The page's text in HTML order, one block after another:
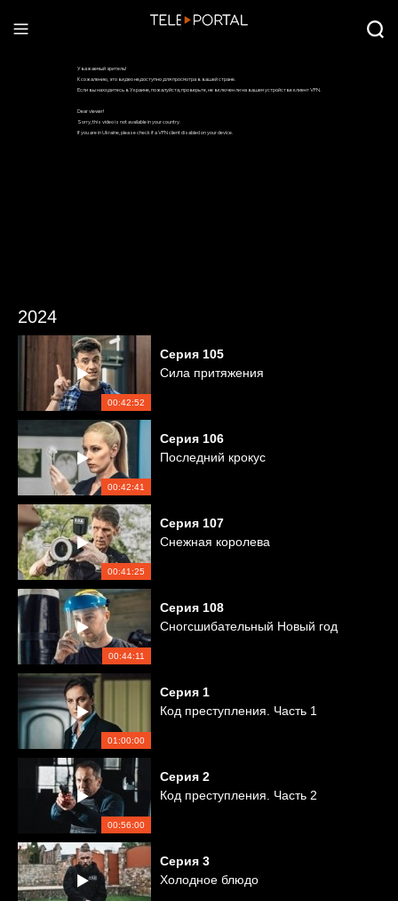
2024
00:42:52
Серия 105
Сила притяжения
00:42:41
Серия 106
Последний крокус
00:41:25
Серия 107
Снежная королева
00:44:11
Серия 108
Сногсшибательный Новый год
01:00:00
Серия 1
Код преступления. Часть 1
00:56:00
Серия 2
Код преступления. Часть 2
Серия 3
Холодное блюдо